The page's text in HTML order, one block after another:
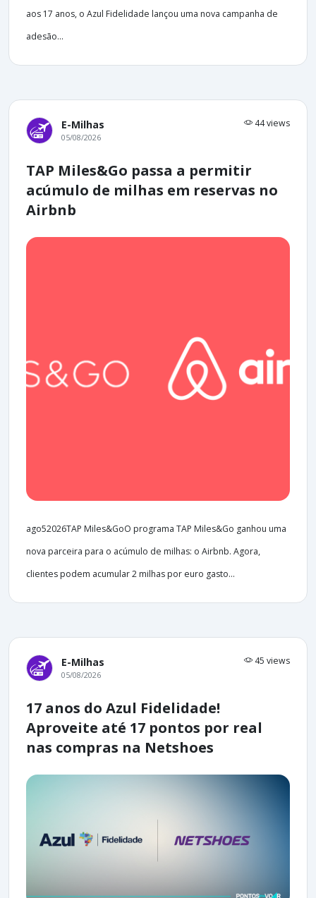
aos 17 anos, o Azul Fidelidade lançou uma nova campanha de
adesão...
E-Milhas 44 views
05/08/2026
TAP Miles&Go passa a permitir
acúmulo de milhas em reservas no
Airbnb
ago52026TAP Miles&GoO programa TAP Miles&Go ganhou uma
nova parceira para o acúmulo de milhas: o Airbnb. Agora,
clientes podem acumular 2 milhas por euro gasto...
E-Milhas 45 views
05/08/2026
17 anos do Azul Fidelidade!
Aproveite até 17 pontos por real
nas compras na Netshoes